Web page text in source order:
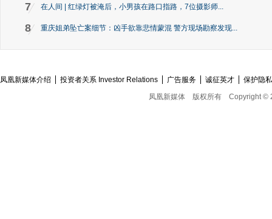
7 在人间 | 红绿灯被淹后，小男孩在路口指路，7位摄影师...
8 重庆姐弟坠亡案细节：凶手欲靠悲情蒙混 警方现场勘察发现...
凤凰新媒体介绍 投资者关系 Investor Relations 广告服务 诚征英才
保护隐
凤凰新媒体
版权所有 Copyright ©